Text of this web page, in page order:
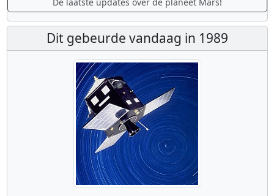
Dit gebeurde vandaag in 1989